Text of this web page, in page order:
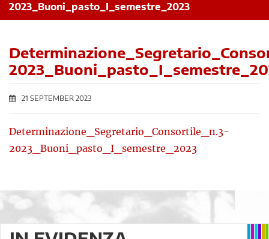
2023_Buoni_pasto_I_semestre_2023
21 SEPTEMBER 2023
Determinazione_Segretario_Consortile_n.3-
2023_Buoni_pasto_I_semestre_2023